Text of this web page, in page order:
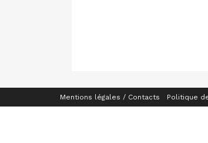
Mentions légales / Contacts Politique